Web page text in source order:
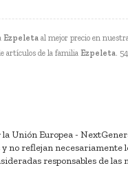
Ezpeleta al mejor precio en
artículos de la familia Ezpeleta.
Unión Europea -
no reflejan necesariamente
responsables de las